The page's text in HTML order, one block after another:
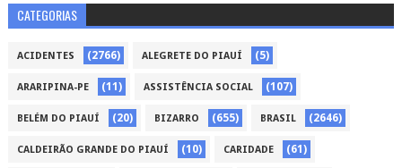
CATEGORIAS
ACIDENTES (2766) ALEGRETE DO PIAUÍ (5)
ARARIPINA-PE (11) ASSISTÊNCIA SOCIAL (107)
BELÉM DO PIAUÍ (20) BIZARRO (655) BRASIL (2646)
CALDEIRÃO GRANDE DO PIAUÍ (10) CARIDADE (61)